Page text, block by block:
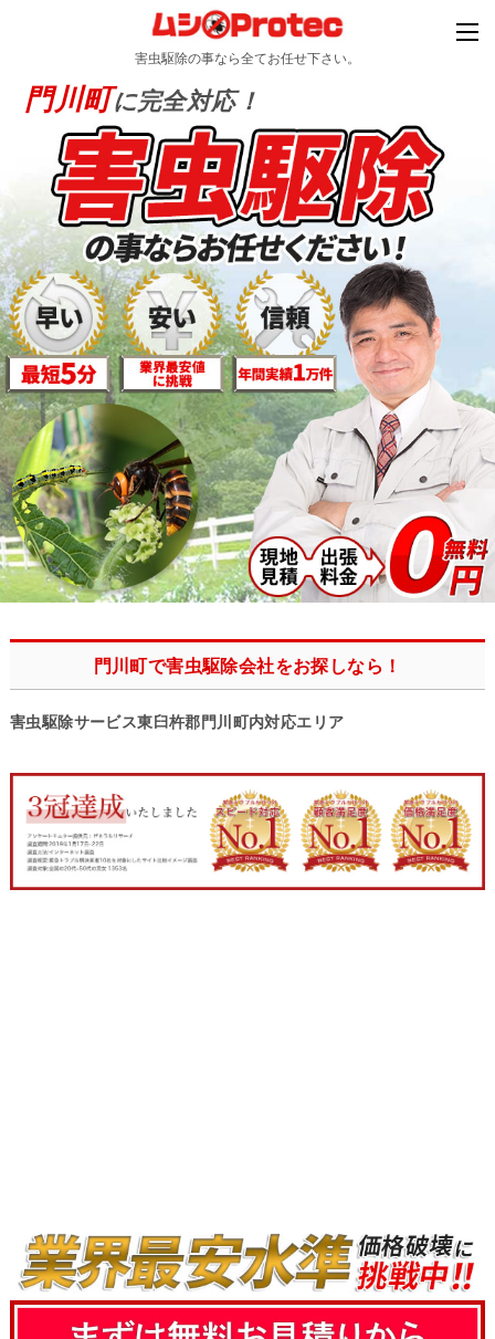
害虫駆除の事なら全てお任せ下さい。
門川町に完全対応！
門川町で害虫駆除会社をお探しなら！
害虫駆除サービス東臼杵郡門川町内対応エリア